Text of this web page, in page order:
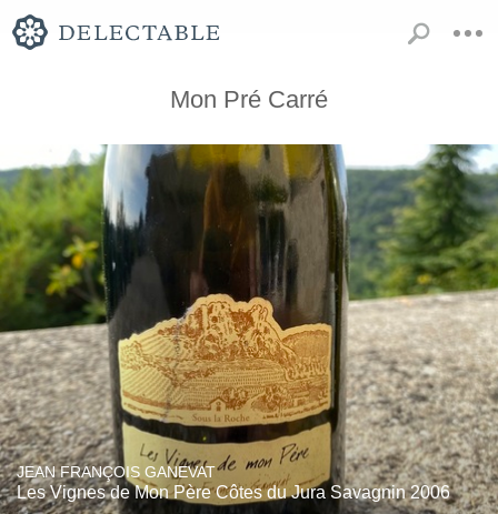
Mon Pré Carré
JEAN FRANÇOIS GANEVAT
Les Vignes de Mon Père Côtes du Jura Savagnin 2006